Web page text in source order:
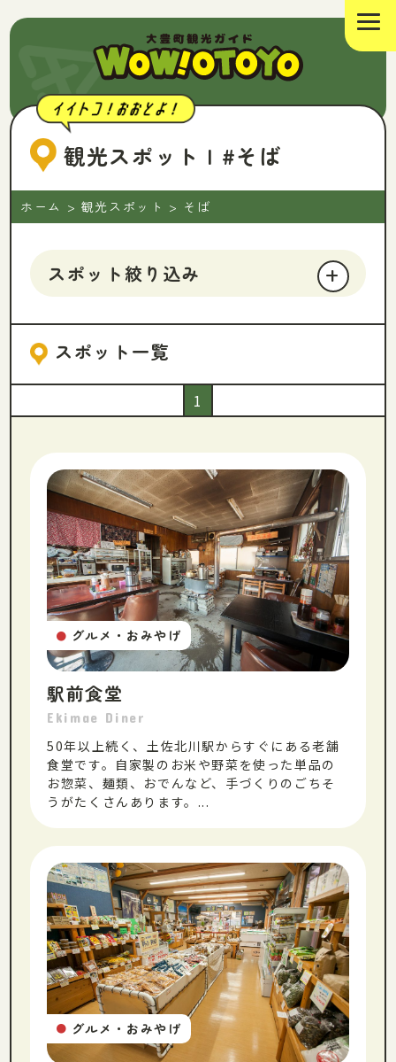
観光スポット | #そば
ホーム > 観光スポット > そば
スポット絞り込み
スポット一覧
1
● グルメ・おみやげ
駅前食堂
Ekimae Diner
50年以上続く、土佐北川駅からすぐにある老舗
食堂です。自家製のお米や野菜を使った単品の
お惣菜、麺類、おでんなど、手づくりのごちそ
うがたくさんあります。...
● グルメ・おみやげ